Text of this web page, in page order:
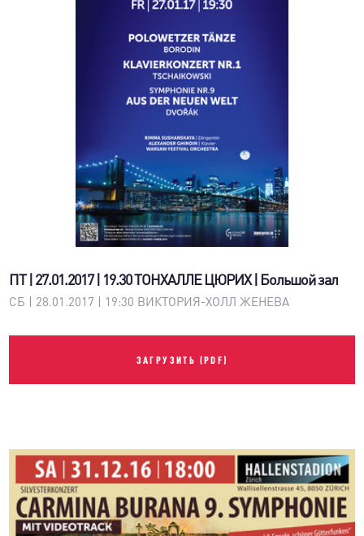
ПТ | 27.01.2017 | 19.30 ТОНХАЛЛЕ ЦЮРИХ | Большой зал
СБ | 28.01.2017 | 19:30 ВИКТОРИЯ-ХОЛЛ ЖЕНЕВА
ЗАГРУЗИТЬ (PDF)